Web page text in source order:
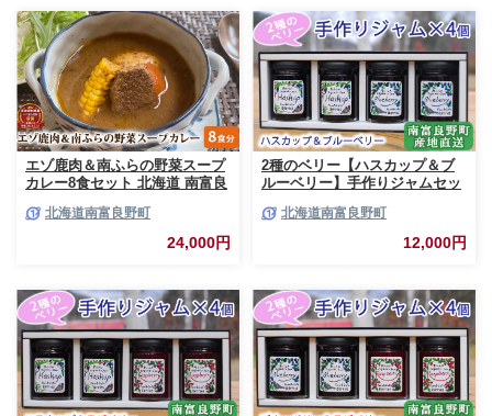
エゾ鹿肉＆南ふらの野菜スープ
カレー8食セット 北海道 南富良
スープカレー セット 詰合せ 加
北海道南富良野町
24,000円
2種のベリー【ハスカップ＆ブ
ルーベリー】手作りジャムセッ
ャム ベリー ハスカップ ブルー
北海道南富良野町
12,000円